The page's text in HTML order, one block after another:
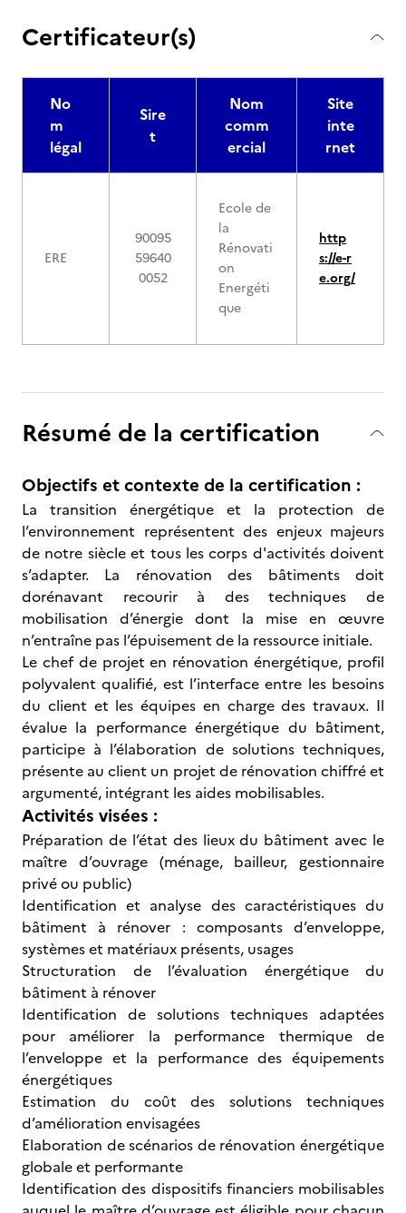
Certificateur(s)
No
m
légal
Sire
t
Nom
comm
ercial
Site
inte
rnet
ERE
90095
59640
0052
Ecole de
la
Rénovati
on
Energéti
que
http
s://e-r
e.org/
Résumé de la certification
Objectifs et contexte de la certification :
La transition énergétique et la protection de
l’environnement représentent des enjeux majeurs
de notre siècle et tous les corps d'activités doivent
s’adapter. La rénovation des bâtiments doit
dorénavant recourir à des techniques de
mobilisation d’énergie dont la mise en œuvre
n’entraîne pas l’épuisement de la ressource initiale.
Le chef de projet en rénovation énergétique, profil
polyvalent qualifié, est l’interface entre les besoins
du client et les équipes en charge des travaux. Il
évalue la performance énergétique du bâtiment,
participe à l’élaboration de solutions techniques,
présente au client un projet de rénovation chiffré et
argumenté, intégrant les aides mobilisables.
Activités visées :
Préparation de l’état des lieux du bâtiment avec le
maître d’ouvrage (ménage, bailleur, gestionnaire
privé ou public)
Identification et analyse des caractéristiques du
bâtiment à rénover : composants d’enveloppe,
systèmes et matériaux présents, usages
Structuration de l’évaluation énergétique du
bâtiment à rénover
Identification de solutions techniques adaptées
pour améliorer la performance thermique de
l’enveloppe et la performance des équipements
énergétiques
Estimation du coût des solutions techniques
d’amélioration envisagées
Elaboration de scénarios de rénovation énergétique
globale et performante
Identification des dispositifs financiers mobilisables